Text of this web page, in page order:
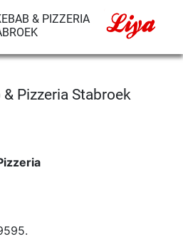
& PIZZERIA
Pizzeria Stabroek